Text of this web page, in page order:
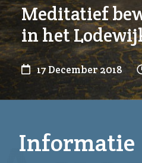
Meditatief
in het
17 December 2018
Informatie